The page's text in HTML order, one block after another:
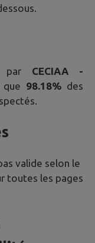
par CECIAA -
que 98.18% des
valide selon le
toutes les pages